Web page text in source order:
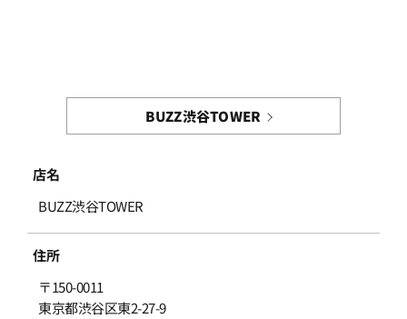
BUZZ渋谷TOWER
店名
BUZZ渋谷TOWER
住所
〒150-0011
東京都渋谷区東2-27-9